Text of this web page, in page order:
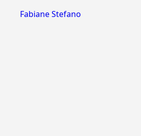
Fabiane Stefano